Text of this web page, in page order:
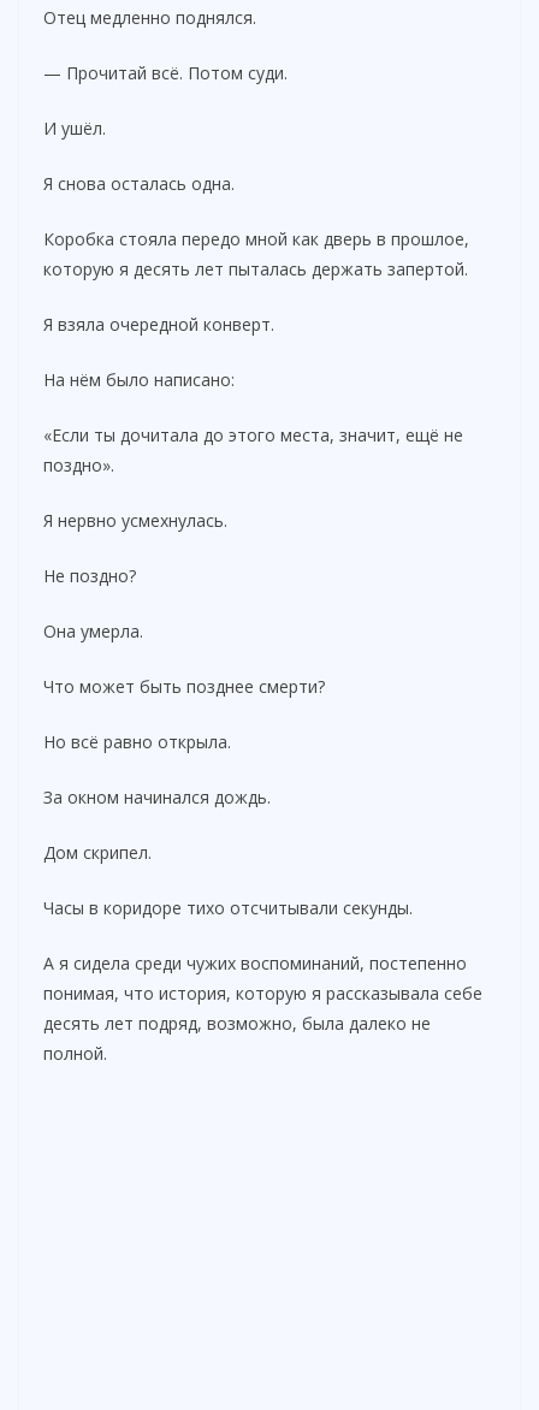
Отец медленно поднялся.
— Прочитай всё. Потом суди.
И ушёл.
Я снова осталась одна.
Коробка стояла передо мной как дверь в прошлое,
которую я десять лет пыталась держать запертой.
Я взяла очередной конверт.
На нём было написано:
«Если ты дочитала до этого места, значит, ещё не
поздно».
Я нервно усмехнулась.
Не поздно?
Она умерла.
Что может быть позднее смерти?
Но всё равно открыла.
За окном начинался дождь.
Дом скрипел.
Часы в коридоре тихо отсчитывали секунды.
А я сидела среди чужих воспоминаний, постепенно
понимая, что история, которую я рассказывала себе
десять лет подряд, возможно, была далеко не
полной.